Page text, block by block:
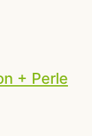
+ Perle